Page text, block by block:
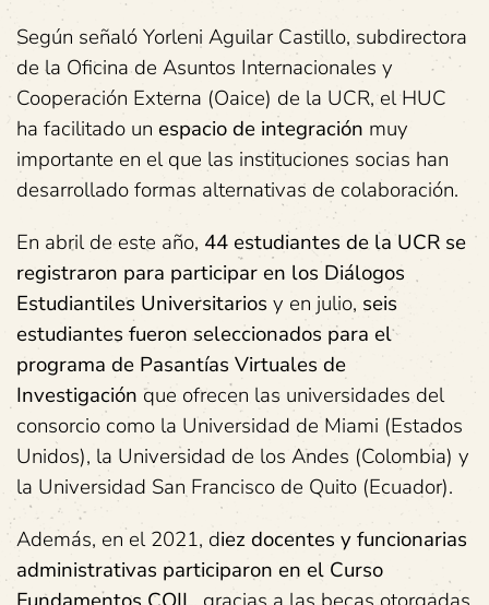
Según señaló Yorleni Aguilar Castillo, subdirectora
de la Oficina de Asuntos Internacionales y
Cooperación Externa (Oaice) de la UCR, el HUC
ha facilitado un espacio de integración muy
importante en el que las instituciones socias han
desarrollado formas alternativas de colaboración.
En abril de este año, 44 estudiantes de la UCR se
registraron para participar en los Diálogos
Estudiantiles Universitarios y en julio, seis
estudiantes fueron seleccionados para el
programa de Pasantías Virtuales de
Investigación que ofrecen las universidades del
consorcio como la Universidad de Miami (Estados
Unidos), la Universidad de los Andes (Colombia) y
la Universidad San Francisco de Quito (Ecuador).
Además, en el 2021, diez docentes y funcionarias
administrativas participaron en el Curso